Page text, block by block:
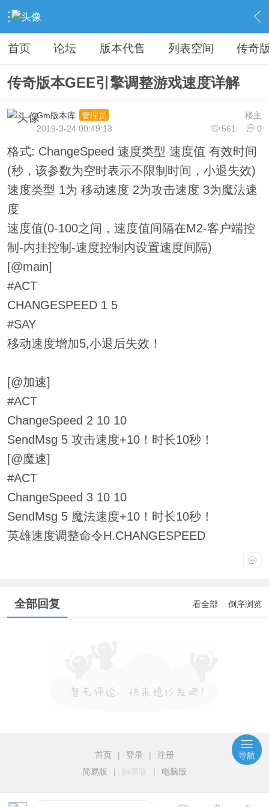
› 教程广告专区 › 视屏教程学习 › 内容
首页 论坛 版本代售 列表空间 传奇
传奇版本GEE引擎调整游戏速度详解
楼主
Gm版本库
管理员
561
0
2019-3-24 00:49:13
格式: ChangeSpeed 速度类型 速度值 有效时间
(秒，该参数为空时表示不限制时间，小退失效)
速度类型 1为 移动速度 2为攻击速度 3为魔法速
度
速度值(0-100之间，速度值间隔在M2-客户端控
制-内挂控制-速度控制内设置速度间隔)
[@main]
#ACT
CHANGESPEED 1 5
#SAY
移动速度增加5,小退后失效！
[@加速]
#ACT
ChangeSpeed 2 10 10
SendMsg 5 攻击速度+10！时长10秒！
[@魔速]
#ACT
ChangeSpeed 3 10 10
SendMsg 5 魔法速度+10！时长10秒！
英雄速度调整命令H.CHANGESPEED
全部回复 看全部 倒序浏览
首页 | 登录 |
注册
简易版
| 触屏版 | 电脑版
导航